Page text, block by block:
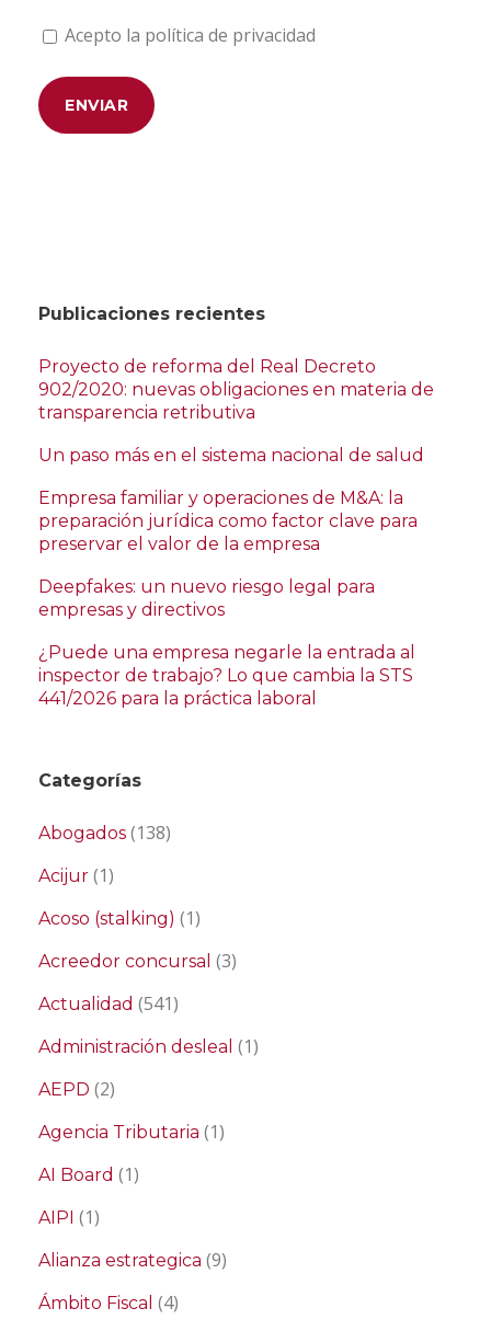
Acepto la política de privacidad
Publicaciones recientes
Proyecto de reforma del Real Decreto
902/2020: nuevas obligaciones en materia de
transparencia retributiva
Un paso más en el sistema nacional de salud
Empresa familiar y operaciones de M&A: la
preparación jurídica como factor clave para
preservar el valor de la empresa
Deepfakes: un nuevo riesgo legal para
empresas y directivos
¿Puede una empresa negarle la entrada al
inspector de trabajo? Lo que cambia la STS
441/2026 para la práctica laboral
Categorías
Abogados (138)
Acijur (1)
Acoso (stalking) (1)
Acreedor concursal (3)
Actualidad (541)
Administración desleal (1)
AEPD (2)
Agencia Tributaria (1)
AI Board (1)
AIPI (1)
Alianza estrategica (9)
Ámbito Fiscal (4)